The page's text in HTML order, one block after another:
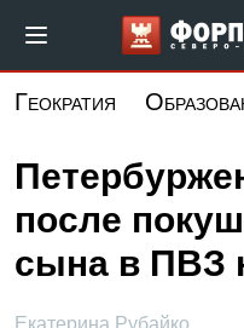
основному
Геократия
после
сына в ПВЗ
Екатерина Рубайко